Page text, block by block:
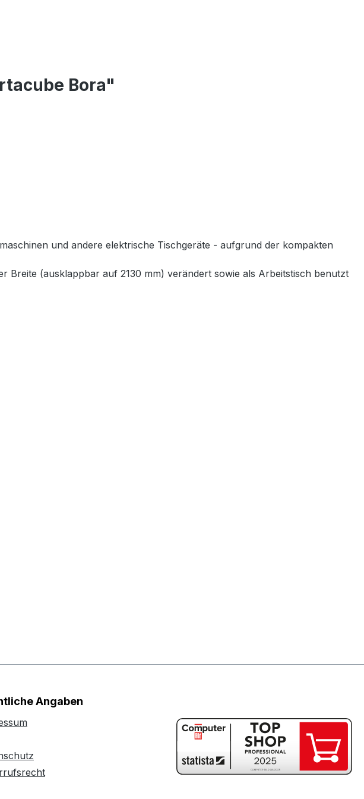
Bora"
und andere elektrische Tischgeräte - aufgrund der kompakten
Breite (ausklappbar auf 2130 mm) verändert sowie als Arbeitstisch benutzt
Angaben